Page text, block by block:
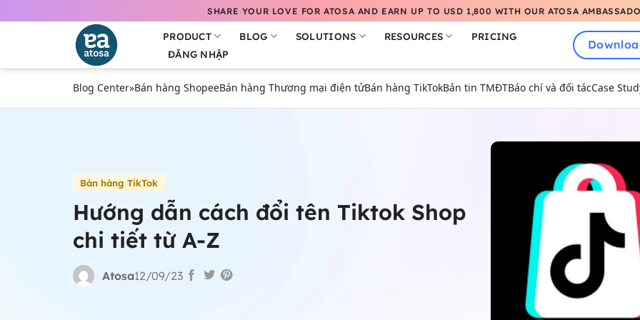
SHARE YOUR LOVE FOR ATOSA AND EARN UP TO USD 1,800 WITH OUR ATOSA
PRODUCT BLOG SOLUTIONS RESOURCES
PRICING
ĐĂNG NHẬP
Blog Center»Bán hàng ShopeeBán hàng Thương mại điện tửBán hàng TikTokBản tin TMĐTBáo chí và đối tácCase
Bán hàng TikTok
Hướng dẫn cách đổi tên Tiktok Shop
chi tiết từ A-Z
Atosa12/09/23